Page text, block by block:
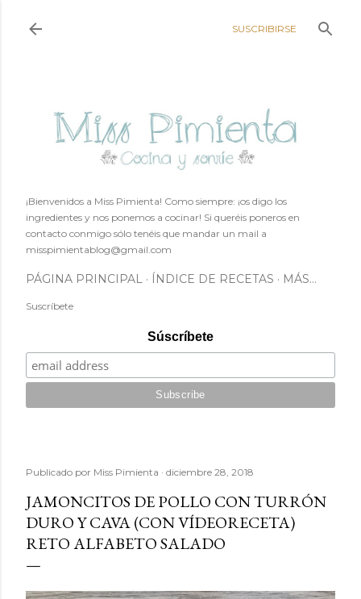
SUSCRIBIRSE
¡Bienvenidos a Miss Pimienta! Como siempre: ¡os digo los
ingredientes y nos ponemos a cocinar! Si queréis poneros en
contacto conmigo sólo tenéis que mandar un mail a
misspimientablog@gmail.com
PÁGINA PRINCIPAL ÍNDICE DE RECETAS MÁS…
Suscríbete
Súscríbete
Publicado por Miss Pimienta diciembre 28, 2018
JAMONCITOS DE POLLO CON TURRÓN
DURO Y CAVA (CON VÍDEORECETA)
RETO ALFABETO SALADO